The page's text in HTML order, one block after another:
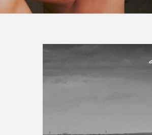
TIENDA FAMILY SURFERS